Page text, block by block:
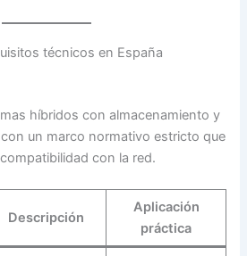
técnicos en España
híbridos con almacenamiento y
un marco normativo estricto que
con la red.
Descripción
Aplicación
práctica